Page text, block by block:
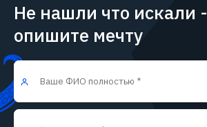
Не нашли что искали -
опишите мечту